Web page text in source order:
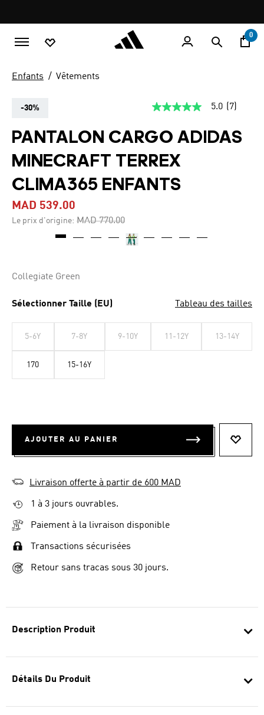
promotion
rotation
0
Description Produit
Détails Du Produit
Enfants Vêtements
-30%
5.0
sur
5,
de
la
note
moyenne.
5.0 (7)
PANTALON CARGO ADIDAS
MINECRAFT TERREX
CLIMA365 ENFANTS
MAD 539.00
Le prix d'origine: Price reduced from
MAD 770.00to
Collegiate Green
Sélectionner Taille (EU) Tableau des tailles
5-6Y 7-8Y 9-10Y 11-12Y 13-14Y
170 15-16Y
AJOUTER AU PANIER
Livraison offerte à partir de 600 MAD
1 à 3 jours ouvrables.
Paiement à la livraison disponible
Transactions sécurisées
Retour sans tracas sous 30 jours.